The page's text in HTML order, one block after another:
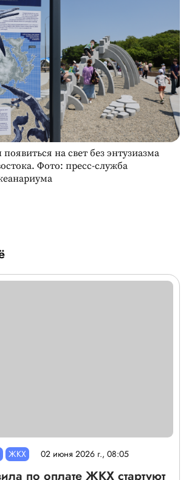
на свет без энтузиазма
Фото: пресс-служба
ЖКХ 02 июня 2026 г., 08:05
по оплате ЖКХ стартуют